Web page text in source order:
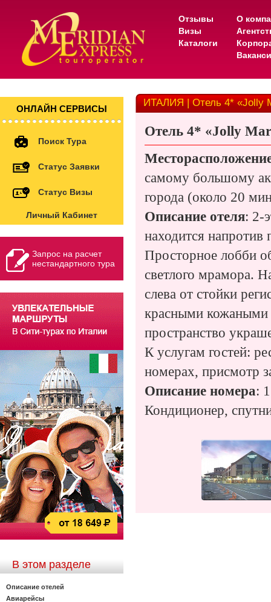
Отзывы
Визы
Каталоги
О
ОНЛАЙН СЕРВИСЫ
Поиск Тура
Статус Заявки
Статус Визы
Личный Кабинет
Запрос на расчет
нестандартного тура
В этом разделе
Описание отелей
Авиарейсы
ИТАЛИЯ | Отель 4* «Jolly
Отель 4* «Jolly
самому большому
города (около 20
Описание отеля: 2-
находится напротив
Просторное лобби
светлого мрамора.
слева от стойки
красными кожаными
пространство
К услугам гостей:
номерах, присмотр
Описание номера:
Кондиционер,